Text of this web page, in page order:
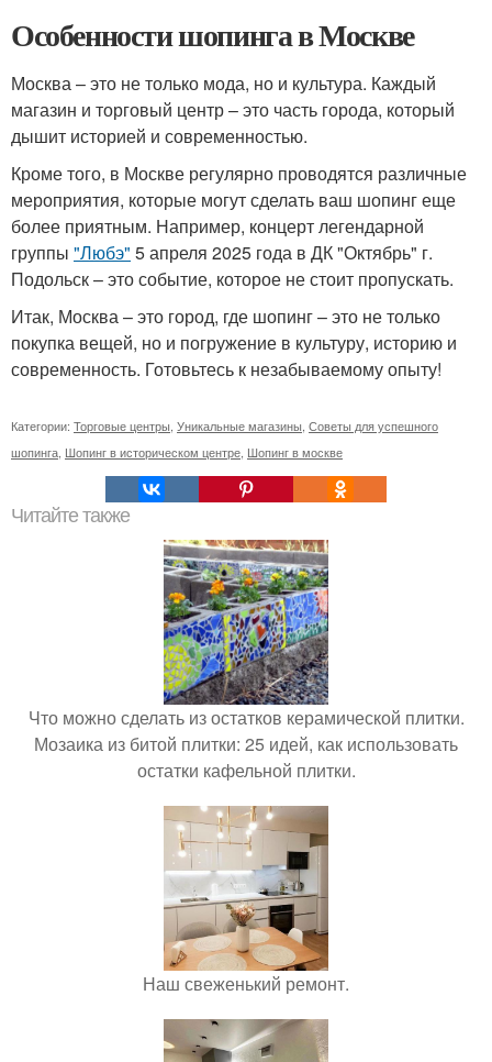
Особенности шопинга в Москве
Москва – это не только мода, но и культура. Каждый
магазин и торговый центр – это часть города, который
дышит историей и современностью.
Кроме того, в Москве регулярно проводятся различные
мероприятия, которые могут сделать ваш шопинг еще
более приятным. Например, концерт легендарной
группы "Любэ" 5 апреля 2025 года в ДК "Октябрь" г.
Подольск – это событие, которое не стоит пропускать.
Итак, Москва – это город, где шопинг – это не только
покупка вещей, но и погружение в культуру, историю и
современность. Готовьтесь к незабываемому опыту!
Категории: Торговые центры Уникальные магазины Советы для успешного
шопинга Шопинг в историческом центре Шопинг в москве
Читайте также
Что можно сделать из остатков керамической плитки.
Мозаика из битой плитки: 25 идей, как использовать
остатки кафельной плитки.
Наш свеженький ремонт.